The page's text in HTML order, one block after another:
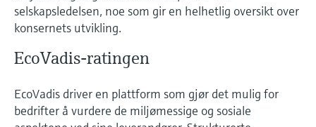
selskapsledelsen, noe som gir en helhetlig oversikt over
konsernets utvikling.
EcoVadis-ratingen
EcoVadis driver en plattform som gjør det mulig for
bedrifter å vurdere de miljømessige og sosiale